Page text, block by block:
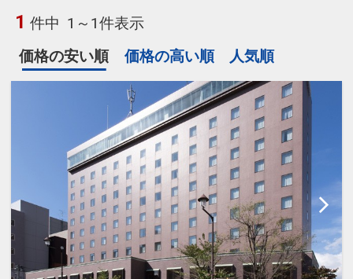
1 件中 1～1件表示
価格の安い順
価格の高い順 人気順